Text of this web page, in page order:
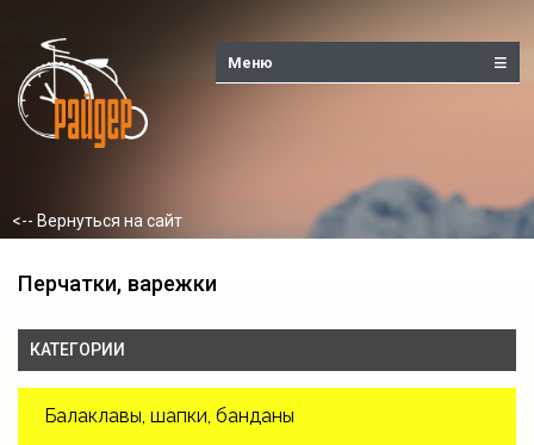
Меню
<-- Вернуться на сайт
Перчатки, варежки
КАТЕГОРИИ
Балаклавы, шапки, банданы